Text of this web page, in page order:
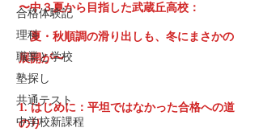
合格体験記
理科
職業と学校
塾探し
共通テスト
中学校新課程
〜中３夏から目指した武蔵丘高校：
夏・秋順調の滑り出しも、冬にまさかの
展開が〜
1. はじめに：平坦ではなかった合格への道
のり